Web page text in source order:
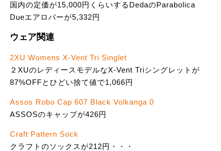
国内の定価が15,000円くらいするDedaのParabolica
Dueエアロバーが5,332円
ウェア関連
2XU Womens X-Vent Tri Singlet
２XUのレディースモデルなX-Vent Triシングレットが
87%OFFとひどい捨て値で1,066円
Assos Robo Cap 607 Black Volkanga 0
ASSOSのキャップが426円
Craft Pattern Sock
クラフトのソックスが212円・・・